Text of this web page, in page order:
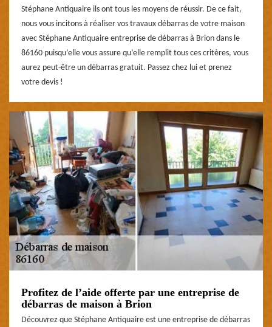
Stéphane Antiquaire ils ont tous les moyens de réussir. De ce fait,
nous vous incitons à réaliser vos travaux débarras de votre maison
avec Stéphane Antiquaire entreprise de débarras à Brion dans le
86160 puisqu’elle vous assure qu’elle remplit tous ces critères, vous
aurez peut-être un débarras gratuit. Passez chez lui et prenez
votre devis !
Profitez de l’aide offerte par une entreprise de
débarras de maison à Brion
Découvrez que Stéphane Antiquaire est une entreprise de débarras